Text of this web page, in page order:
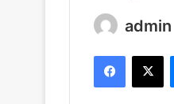
admin
Facebook
X